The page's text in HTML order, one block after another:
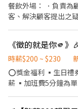
餐飲外場： ．負責為
客、解決顧客提出之
負責結帳、收銀等工
前與烹飪中之準備工
切各種食材。 ．負責
所需要的食材。 ．協
時薪$200 ~ $230
⭕獎金福利 ▪生日禮券 ▪不定期活動競賽獎金 ▪一年4次考核及調
薪 ▪加班費5分鐘為單位計算 ⭕復職同仁大歡迎 離職未滿三個月者